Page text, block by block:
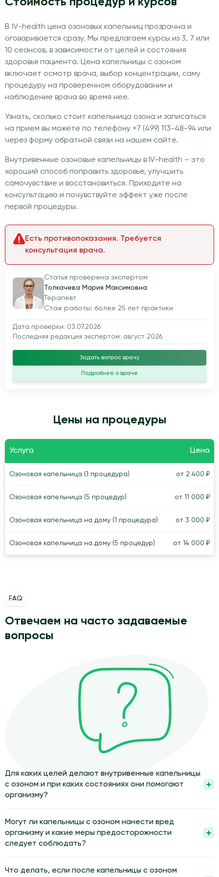
В IV-health цена озоновых капельниц прозрачна и
оговаривается сразу. Мы предлагаем курсы из 3, 7 или
10 сеансов, в зависимости от целей и состояния
здоровья пациента. Цена капельницы с озоном
включает осмотр врача, выбор концентрации, саму
процедуру на проверенном оборудовании и
наблюдение врача во время нее.
Узнать, сколько стоит капельница озона и записаться
на прием вы можете по телефону +7 (499) 113-48-94 или
через форму обратной связи на нашем сайте.
Внутривенные озоновые капельницы в IV-health – это
хороший способ поправить здоровье, улучшить
самочувствие и восстановиться. Приходите на
консультацию и почувствуйте эффект уже после
первой процедуры.
Статья проверена экспертом
Толкачева Мария Максимовна
Терапевт
Стаж работы: более 25 лет практики
Дата проверки: 03.07.2026
Последняя редакция экспертом: август 2026
Задать вопрос врачу
Подробнее о враче
Есть противопоказания. Требуется
консультация врача.
Цены на процедуры
Услуга Цена
Озоновая капельница (1 процедура) от 2 400 ₽
Озоновая капельница (5 процедур) от 11 000 ₽
Озоновая капельница на дому (1 процедура) от 3 000 ₽
Озоновая капельница на дому (5 процедур) от 14 000 ₽
FAQ
Отвечаем на часто задаваемые
вопросы
Для каких целей делают внутривенные капельницы
с озоном и при каких состояниях они помогают
организму?
поддержки обмена веществ, иммунитета и восстановления
организма. Их используют по назначению врача при
хронической усталости, нарушениях микроциркуляции, в
единственный способ лечения.
Могут ли капельницы с озоном нанести вред
организму и какие меры предосторожности
следует соблюдать?
дозировке, наличии противопоказаний и нарушении техники
Что делать, если после капельницы с озоном